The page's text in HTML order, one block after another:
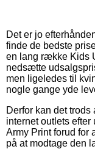
Det er jo
finde de bedste
en lang række Kids
nedsætte
men ligeledes til
nogle gange yde
Derfor kan det
internet outlets
Army Print forud for
på at modtage den